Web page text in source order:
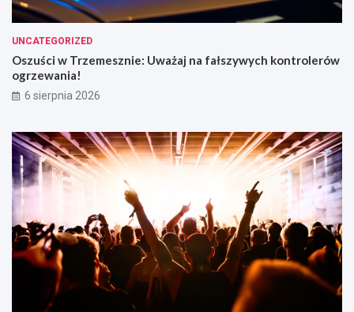
UNCATEGORIZED
Oszuści w Trzemesznie: Uważaj na fałszywych kontrolerów
ogrzewania!
6 sierpnia 2026